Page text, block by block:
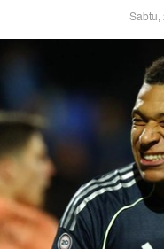
Sabtu,